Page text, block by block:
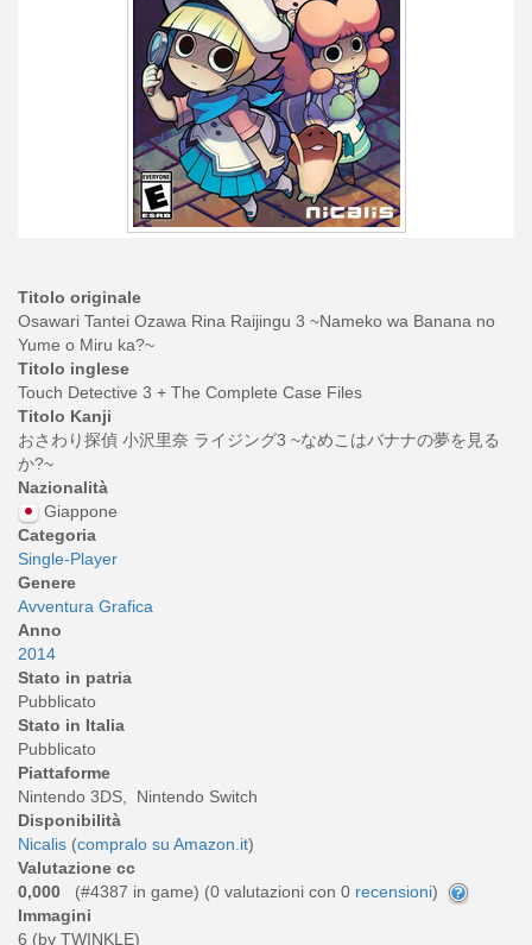
Titolo originale
Osawari Tantei Ozawa Rina Raijingu 3 ~Nameko wa Banana no
Yume o Miru ka?~
Titolo inglese
Touch Detective 3 + The Complete Case Files
Titolo Kanji
おさわり探偵 小沢里奈 ライジング3 ~なめこはバナナの夢を見る
か?~
Nazionalità
Giappone
Categoria
Single-Player
Genere
Avventura Grafica
Anno
2014
Stato in patria
Pubblicato
Stato in Italia
Pubblicato
Piattaforme
Nintendo 3DS, Nintendo Switch
Disponibilità
Nicalis (compralo su Amazon.it)
Valutazione cc
0,000
(#4387 in game) (0 valutazioni con 0 recensioni)
Immagini
6 (by TWINKLE)